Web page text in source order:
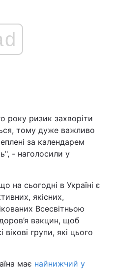
року ризик захворіти
тому дуже важливо
за календарем
- наголосили у
на сьогодні в Україні є
якісних,
Всесвітньою
вакцин, щоб
групи, які цього
має найнижчий у